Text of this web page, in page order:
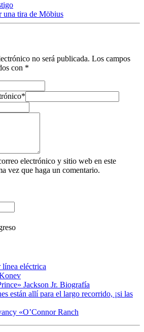
una tira de Möbius
no será publicada. Los campos
con *
*
electrónico y sitio web en este
vez que haga un comentario.
eléctrica
Jackson Jr. Biografía
están allí para el largo recorrido, ¡si las
«O’Connor Ranch